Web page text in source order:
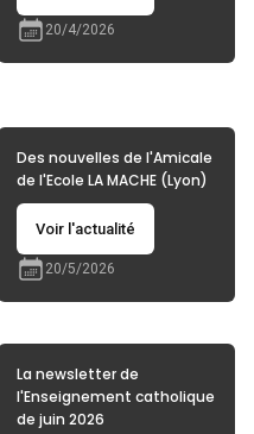
20/4/2026
Des nouvelles de l'Amicale
de l'Ecole LA MACHE (Lyon)
Voir l'actualité
20/5/2026
La newsletter de
l'Enseignement catholique
de juin 2026